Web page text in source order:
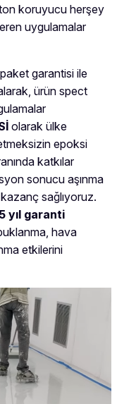
koruyucu herşey
uygulamalar
garantisi ile
ürün spect
olarak ülke
epoksi
katkılar
sonucu aşınma
sağlıyoruz.
5 yıl garanti
hava
etkilerini